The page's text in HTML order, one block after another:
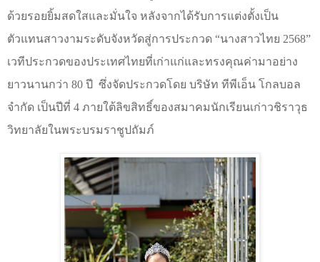
ด้วยรอยยิ้มสดใสและมั่นใจ หลังจากได้รับการแต่งตั้งเป็น
ตัวแทนสาวงามระดับจังหวัดสู่การประกวด “นางสาวไทย 2568”
เวทีประกวดของประเทศไทยที่เก่าแก่และทรงคุณค่ามาอย่าง
ยาวนานกว่า 80 ปี ซึ่งจัดประกวดโดย บริษัท ทีพีเอ็น โกลบอล
จำกัด เป็นปีที่ 4 ภายใต้ลิขสิทธิ์ของสมาคมนักเรียนเก่าวชิราวุธ
วิทยาลัยในพระบรมราชูปถัมภ์